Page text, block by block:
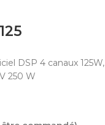
DSP 4 canaux 125W,
250 W